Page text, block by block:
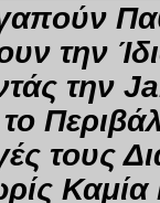
την
την
τους